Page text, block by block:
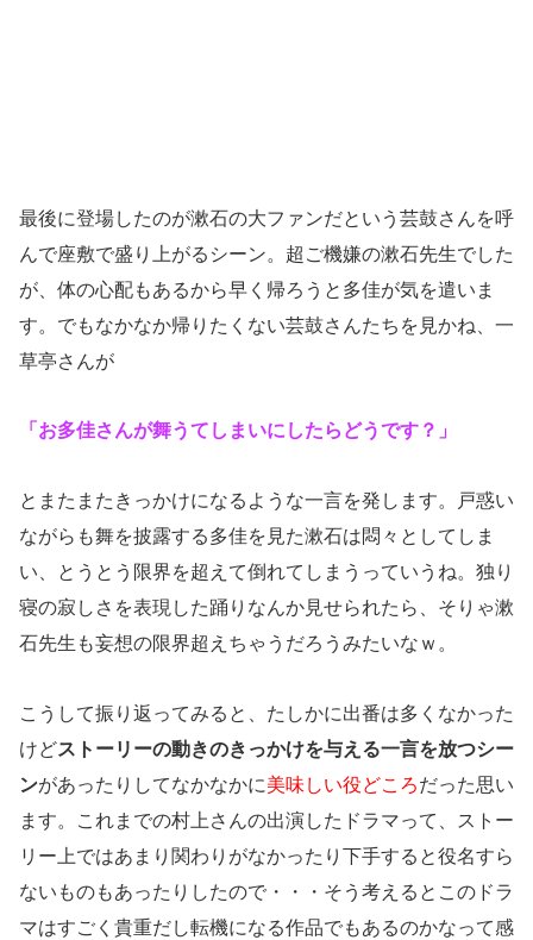
最後に登場したのが漱石の大ファンだという芸鼓さんを呼
んで座敷で盛り上がるシーン。超ご機嫌の漱石先生でした
が、体の心配もあるから早く帰ろうと多佳が気を遣いま
す。でもなかなか帰りたくない芸鼓さんたちを見かね、一
草亭さんが
「お多佳さんが舞うてしまいにしたらどうです？」
とまたまたきっかけになるような一言を発します。戸惑い
ながらも舞を披露する多佳を見た漱石は悶々としてしま
い、とうとう限界を超えて倒れてしまうっていうね。独り
寝の寂しさを表現した踊りなんか見せられたら、そりゃ漱
石先生も妄想の限界超えちゃうだろうみたいなｗ。
こうして振り返ってみると、たしかに出番は多くなかった
けどストーリーの動きのきっかけを与える一言を放つシー
ンがあったりしてなかなかに美味しい役どころだった思い
ます。これまでの村上さんの出演したドラマって、ストー
リー上ではあまり関わりがなかったり下手すると役名すら
ないものもあったりしたので・・・そう考えるとこのドラ
マはすごく貴重だし転機になる作品でもあるのかなって感